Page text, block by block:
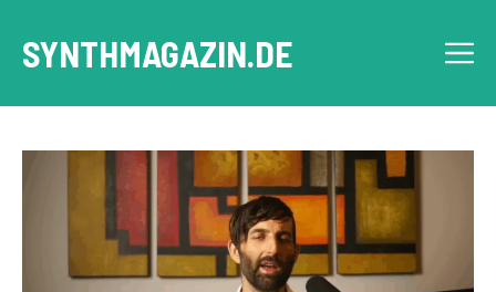
Inhalt
springen
SYNTHMAGAZIN.DE